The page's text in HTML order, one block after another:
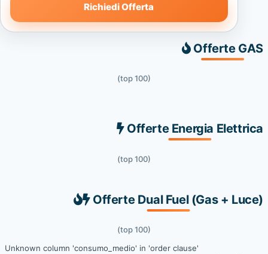
Richiedi Offerta
Offerte GAS
(top 100)
Offerte Energia Elettrica
(top 100)
Offerte Dual Fuel (Gas + Luce)
(top 100)
Unknown column 'consumo_medio' in 'order clause'